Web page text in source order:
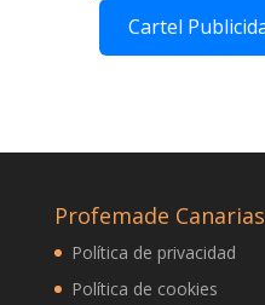
Cartel
Profemade Canarias
Política de privacidad
Política de cookies